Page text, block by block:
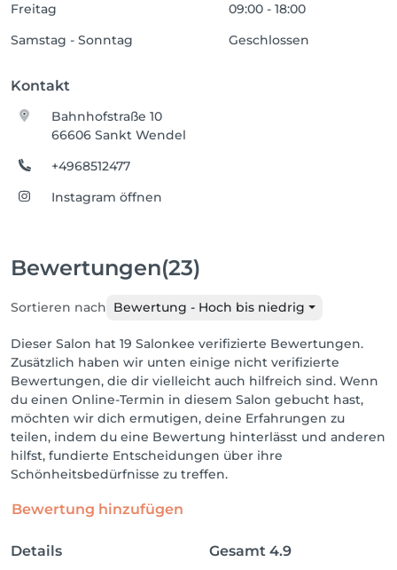
Freitag
09:00 - 18:00
Samstag - Sonntag
Geschlossen
Kontakt
Bahnhofstraße 10
66606 Sankt Wendel
+4968512477
Instagram öffnen
Bewertungen(23)
Sortieren nach Bewertung - Hoch bis niedrig
Dieser Salon hat 19 Salonkee verifizierte Bewertungen.
Zusätzlich haben wir unten einige nicht verifizierte
Bewertungen, die dir vielleicht auch hilfreich sind. Wenn
du einen Online-Termin in diesem Salon gebucht hast,
möchten wir dich ermutigen, deine Erfahrungen zu
teilen, indem du eine Bewertung hinterlässt und anderen
hilfst, fundierte Entscheidungen über ihre
Schönheitsbedürfnisse zu treffen.
Bewertung hinzufügen
Details Gesamt 4.9